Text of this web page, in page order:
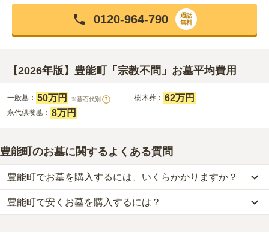
0120-964-790
通話
無料
【2026年版】豊能町「宗教不問」お墓平均費用
一般墓： 50万円 ※墓石代別 ? 樹木葬： 62万円
永代供養墓： 8万円
豊能町のお墓に関するよくある質問
豊能町でお墓を購入するには、いくらかかりますか？
豊能町 での購入費用の目安は、一般墓が約196万円、樹木葬が約62
万円、永代供養墓が約8万円です。
豊能町で安くお墓を購入するには？